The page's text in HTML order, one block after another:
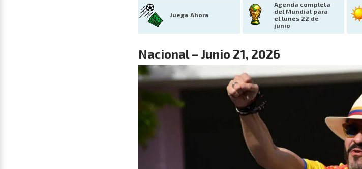
Juega Ahora
Agenda completa
del Mundial para
el lunes 22 de
junio
Nacional – Junio 21, 2026